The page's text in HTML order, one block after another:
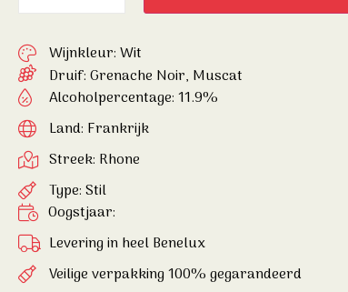
Wijnkleur: Wit
Druif:Grenache Noir, Muscat
Alcoholpercentage: 11.9%
Land: Frankrijk
Streek: Rhone
Type: Stil
Oogstjaar:
Levering in heel Benelux
Veilige verpakking 100% gegarandeerd